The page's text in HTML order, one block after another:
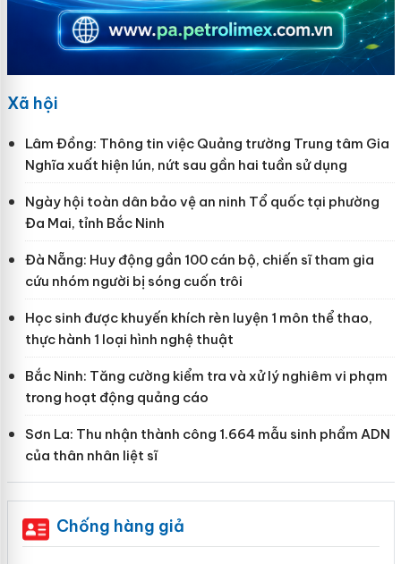
Xã hội
Lâm Đồng: Thông tin việc Quảng trường Trung tâm Gia
Nghĩa xuất hiện lún, nứt sau gần hai tuần sử dụng
Ngày hội toàn dân bảo vệ an ninh Tổ quốc tại phường
Đa Mai, tỉnh Bắc Ninh
Đà Nẵng: Huy động gần 100 cán bộ, chiến sĩ tham gia
cứu nhóm người bị sóng cuốn trôi
Học sinh được khuyến khích rèn luyện 1 môn thể thao,
thực hành 1 loại hình nghệ thuật
Bắc Ninh: Tăng cường kiểm tra và xử lý nghiêm vi phạm
trong hoạt động quảng cáo
Sơn La: Thu nhận thành công 1.664 mẫu sinh phẩm ADN
của thân nhân liệt sĩ
Chống hàng giả